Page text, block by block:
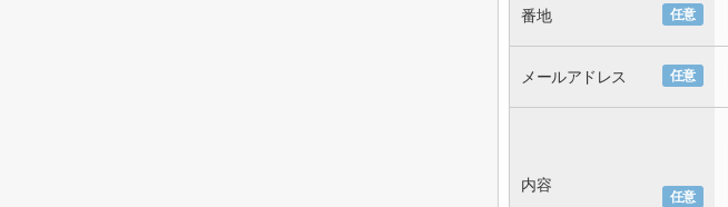
任意
番地
任意
メールアドレス
任意
内容